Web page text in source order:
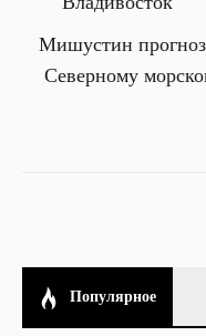
ЗАПИСЯМ
Мишустин
Северному
Популярное